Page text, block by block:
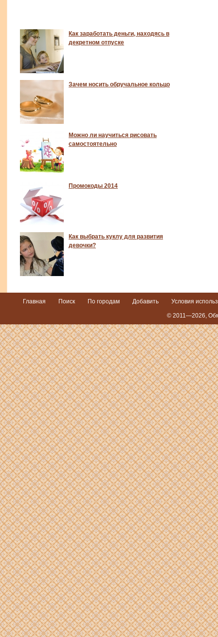
Как заработать деньги, находясь в
декретном отпуске
Зачем носить обручальное кольцо
Можно ли научиться рисовать
самостоятельно
Промокоды 2014
Как выбрать куклу для развития
девочки?
Главная Поиск По городам Добавить Условия
© 2011—2026,